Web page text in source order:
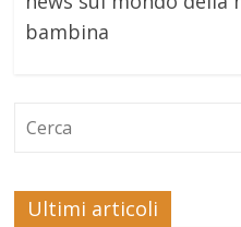
bambina
Ultimi articoli